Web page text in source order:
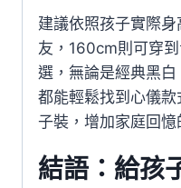
建議依照孩子實際
友，160cm則可穿
選，無論是經典黑白
都能輕鬆找到心儀
子裝，增加家庭回憶
結語：給孩